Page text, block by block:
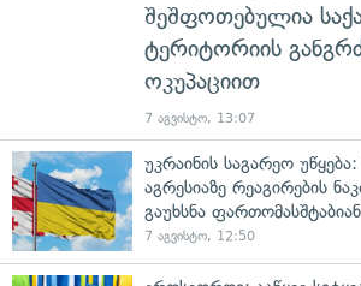
შეშფოთებულია
ტერიტორიის
ოკუპაციით
7 აგვისტო, 13:07
უკრაინის საგარეო
აგრესიაზე რეაგირების
გაუხსნა
7 აგვისტო, 12:50